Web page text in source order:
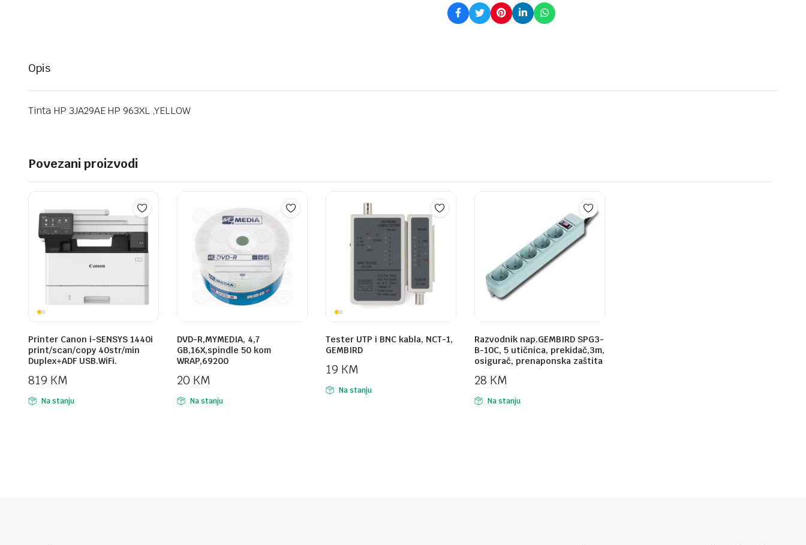
Opis
Tinta HP 3JA29AE HP 963XL ,YELLOW
Povezani proizvodi
Printer Canon i-SENSYS 1440i
print/scan/copy 40str/min
Duplex+ADF USB.WiFi.
819 KM
Na stanju
DVD-R,MYMEDIA, 4,7
GB,16X,spindle 50 kom
WRAP,69200
20 KM
Na stanju
Tester UTP i BNC kabla, NCT-1,
GEMBIRD
19 KM
Na stanju
Razvodnik nap.GEMBIRD SPG3-
B-10C, 5 utičnica, prekidač,3m,
osigurač, prenaponska zaštita
28 KM
Na stanju